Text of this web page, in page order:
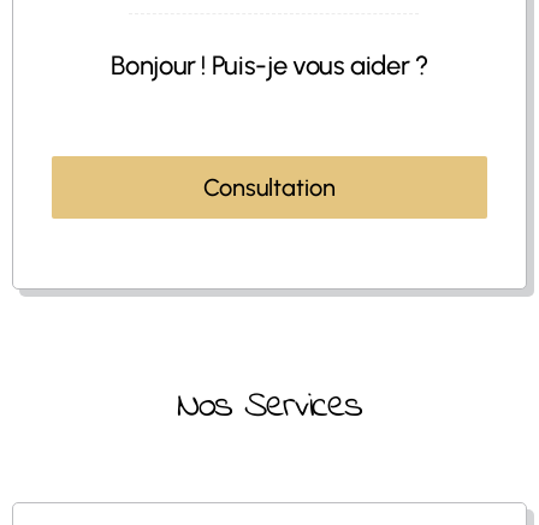
Bonjour ! Puis-je vous aider ?
Consultation
Nos Services